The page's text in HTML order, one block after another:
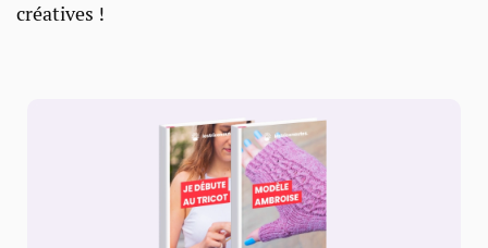
créatives !